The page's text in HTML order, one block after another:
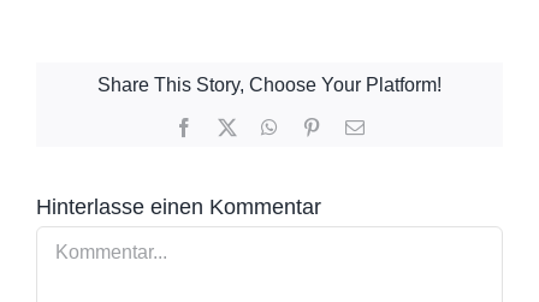
Share This Story, Choose Your Platform!
Facebook WhatsApp
Pinterest
E-
Hinterlasse einen Kommentar